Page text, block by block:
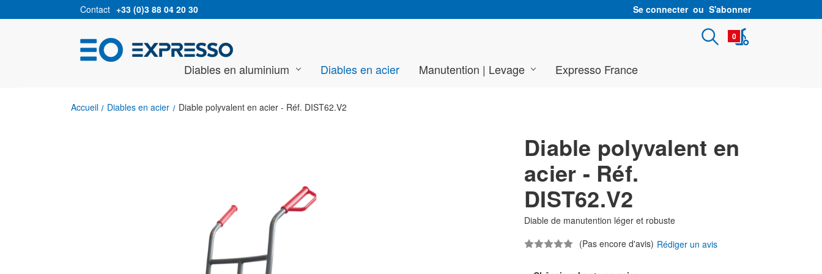
Contact +33 (0)3 88 04 20 30 Se connecter ou S'abonner
0
Diables en aluminium Diables en acier Manutention | Levage Expresso France
Accueil Diables en acier Diable polyvalent en acier - Réf. DIST62.V2
Diable polyvalent en
acier - Réf.
DIST62.V2
Diable de manutention léger et robuste
(Pas encore d'avis) Rédiger un avis